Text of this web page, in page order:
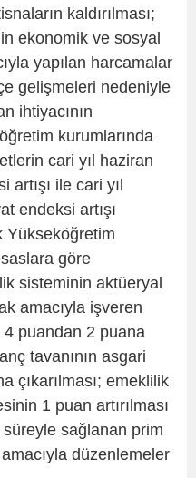
kaldırılması;
ekonomik ve sosyal
yapılan harcamalar
gelişmeleri nedeniyle
ihtiyacının
kurumlarında
cari yıl haziran
artışı ile cari yıl
endeksi artışı
Yükseköğretim
göre
sisteminin aktüeryal
amacıyla işveren
puandan 2 puana
tavanının asgari
çıkarılması; emeklilik
1 puan artırılması
sağlanan prim
düzenlemeler